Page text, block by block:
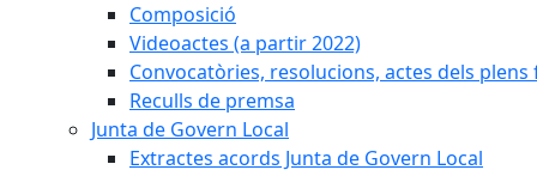
Composició
Videoactes (a partir 2022)
Convocatòries, resolucions, actes dels plens
Reculls de premsa
Junta de Govern Local
Extractes acords Junta de Govern Local